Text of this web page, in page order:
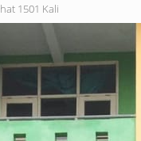
1501 Kali